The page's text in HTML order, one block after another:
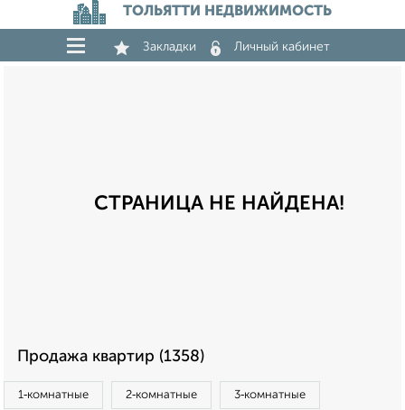
ТОЛЬЯТТИ НЕДВИЖИМОСТЬ
Закладки Личный кабинет
СТРАНИЦА НЕ НАЙДЕНА!
Продажа квартир (1358)
1‑комнатные 2‑комнатные 3‑комнатные